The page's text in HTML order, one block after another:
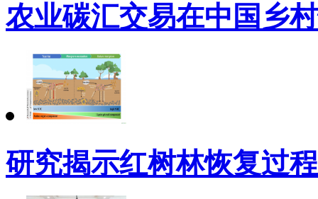
农业碳汇交易在中国乡
研究揭示红树林恢复过